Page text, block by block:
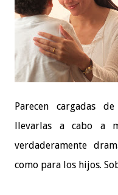
Parecen cargadas
llevarlas a cabo a
verdaderamente
como para los hijos.